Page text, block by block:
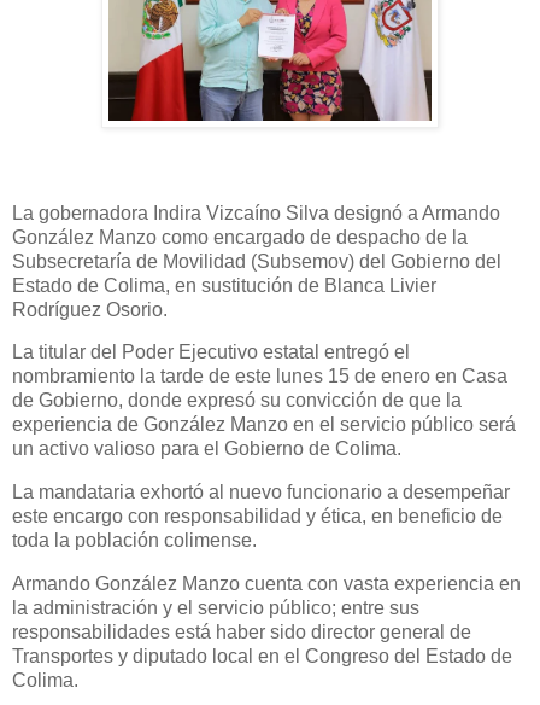
La gobernadora Indira Vizcaíno Silva designó a Armando
González Manzo como encargado de despacho de la
Subsecretaría de Movilidad (Subsemov) del Gobierno del
Estado de Colima, en sustitución de Blanca Livier
Rodríguez Osorio.
La titular del Poder Ejecutivo estatal entregó el
nombramiento la tarde de este lunes 15 de enero en Casa
de Gobierno, donde expresó su convicción de que la
experiencia de González Manzo en el servicio público será
un activo valioso para el Gobierno de Colima.
La mandataria exhortó al nuevo funcionario a desempeñar
este encargo con responsabilidad y ética, en beneficio de
toda la población colimense.
Armando González Manzo cuenta con vasta experiencia en
la administración y el servicio público; entre sus
responsabilidades está haber sido director general de
Transportes y diputado local en el Congreso del Estado de
Colima.